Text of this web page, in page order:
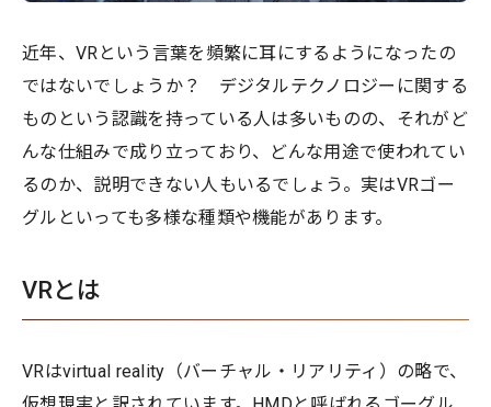
近年、VRという言葉を頻繁に耳にするようになったの
ではないでしょうか？ デジタルテクノロジーに関する
ものという認識を持っている人は多いものの、それがど
んな仕組みで成り立っており、どんな用途で使われてい
るのか、説明できない人もいるでしょう。実はVRゴー
グルといっても多様な種類や機能があります。
VRとは
VRはvirtual reality（バーチャル・リアリティ）の略で、